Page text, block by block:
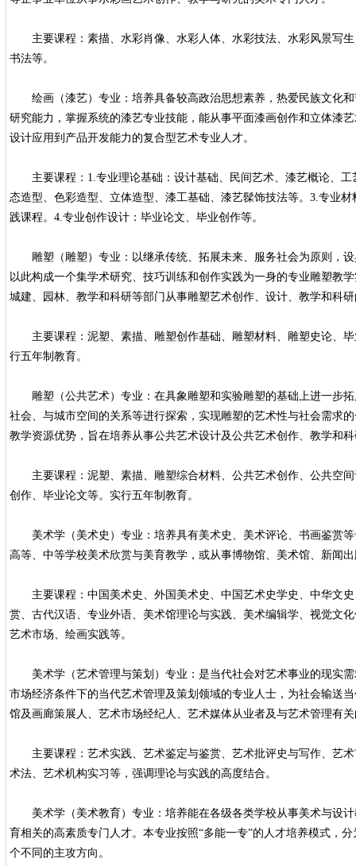
主要课程：素描、水彩肖像、水彩人体、水彩技法、水彩风景写生
书法等。
绘画（漆艺）专业：培养具备较高政治思想素养，热爱民族文化和
研究能力，掌握系统的漆艺专业技能，能从事平面漆画创作和立体漆
设计应用到产品开发能力的复合型艺术专业人才。
主要课程：1.专业理论基础：设计基础、民间艺术、漆艺概论、工
态造型、色彩造型、立体造型、漆工基础、漆艺髹饰技法等。3.专业
践课程。4.专业创作设计：毕业论文、毕业创作等。
雕塑（雕塑）专业：以继承传统、拓展未来、服务社会为原则，设
以此构成一个集学术研究、技巧训练和创作实践为一身的专业雕塑教
城建、园林、教学和科研等部门从事雕塑艺术创作、设计、教学和科
主要课程：泥塑、素描、雕塑创作基础、雕塑材料、雕塑史论、毕
行五年制教育。
雕塑（公共艺术）专业：在具象雕塑和实验雕塑的基础上进一步拓
社会、与城市空间的关系等进行探索，实现雕塑的艺术性与社会需求
教学资源优势，旨在培养从事公共艺术设计及公共艺术创作、教学和
主要课程：泥塑、素描、雕塑综合材料、公共艺术创作、公共空间
创作、毕业论文等。实行五年制教育。
美术学（美术史）专业：培养具有美术史、美术评论、书画鉴赏等
高等、中等学校美术欣赏与美育教学，或从事博物馆、美术馆、新闻
主要课程：中国美术史、外国美术史、中国艺术史学史、中华文史
赏、古代汉语、专业外语、美术馆理论与实践、美术编辑学、视觉文
艺术市场、绘画实践等。
美术学（艺术管理与策划）专业：是当代社会对艺术事业的现实需
市场经济条件下的当代艺术管理及策划领域的专业人士，为社会输送
馆及画廊策展人、艺术市场经纪人、艺术媒体从业者及与艺术管理有
主要课程：艺术实践、艺术鉴定与鉴赏、艺术批评史与写作、艺术
术法、艺术机构实习等，强调理论与实践的高度结合。
美术学（美术教育）专业：培养能在各级各类学校从事美术与设计
育相关的高素质专门人才。本专业按照“多能一专”的人才培养模式，
个不同的主攻方向。